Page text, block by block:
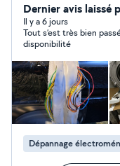
dépannage
vaisselle, four
autres sur téléphone portable. Je
frigo, congélateurs
chaleur intégrée je
matériels. Je peux aussi vous aider dans la petite
mécanique
vidange etc),n'hésitez
Gérard
Dernier avis laissé
Il y a 6 jours
Tout s’est très bien
disponibilité
Dépannage